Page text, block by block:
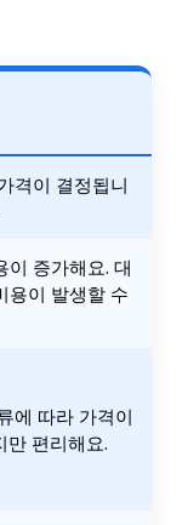
격이 결정됩니
이 증가해요. 대
용이 발생할 수
에 따라 가격이
만 편리해요.